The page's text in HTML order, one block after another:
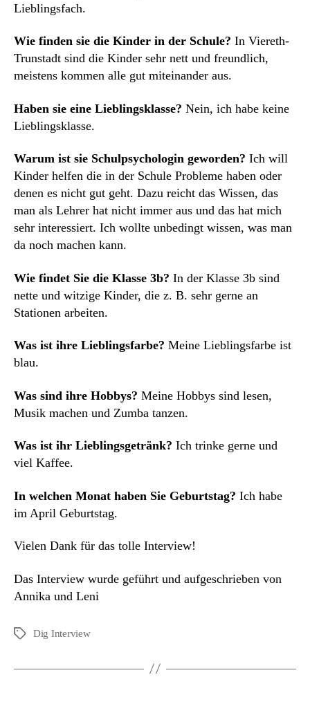
Lieblingsfach.
Wie finden sie die Kinder in der Schule? In Viereth-
Trunstadt sind die Kinder sehr nett und freundlich,
meistens kommen alle gut miteinander aus.
Haben sie eine Lieblingsklasse? Nein, ich habe keine
Lieblingsklasse.
Warum ist sie Schulpsychologin geworden? Ich will
Kinder helfen die in der Schule Probleme haben oder
denen es nicht gut geht. Dazu reicht das Wissen, das
man als Lehrer hat nicht immer aus und das hat mich
sehr interessiert. Ich wollte unbedingt wissen, was man
da noch machen kann.
Wie findet Sie die Klasse 3b? In der Klasse 3b sind
nette und witzige Kinder, die z. B. sehr gerne an
Stationen arbeiten.
Was ist ihre Lieblingsfarbe? Meine Lieblingsfarbe ist
blau.
Was sind ihre Hobbys? Meine Hobbys sind lesen,
Musik machen und Zumba tanzen.
Was ist ihr Lieblingsgetränk? Ich trinke gerne und
viel Kaffee.
In welchen Monat haben Sie Geburtstag? Ich habe
im April Geburtstag.
Vielen Dank für das tolle Interview!
Das Interview wurde geführt und aufgeschrieben von
Annika und Leni
Schlagwörter
Dig Interview